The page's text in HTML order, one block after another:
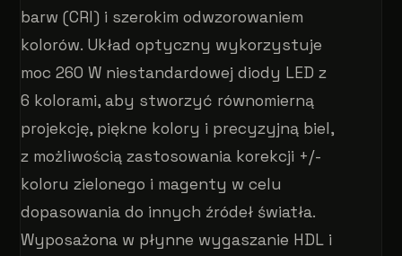
barw (CRI) i szerokim odwzorowaniem
kolorów. Układ optyczny wykorzystuje
moc 260 W niestandardowej diody LED z
6 kolorami, aby stworzyć równomierną
projekcję, piękne kolory i precyzyjną biel,
z możliwością zastosowania korekcji +/-
koloru zielonego i magenty w celu
dopasowania do innych źródeł światła.
Wyposażona w płynne wygaszanie HDL i